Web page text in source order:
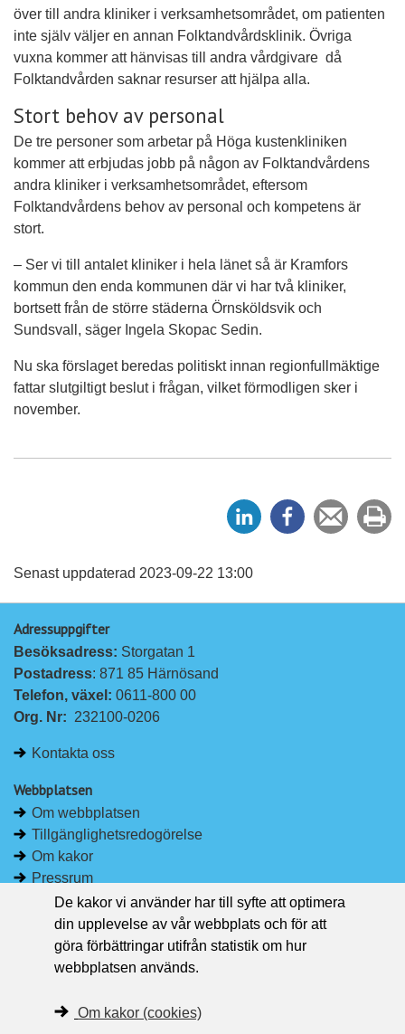
över till andra kliniker i verksamhetsområdet, om patienten
inte själv väljer en annan Folktandvårdsklinik. Övriga
vuxna kommer att hänvisas till andra vårdgivare då
Folktandvården saknar resurser att hjälpa alla.
Stort behov av personal
De tre personer som arbetar på Höga kustenkliniken
kommer att erbjudas jobb på någon av Folktandvårdens
andra kliniker i verksamhetsområdet, eftersom
Folktandvårdens behov av personal och kompetens är
stort.
– Ser vi till antalet kliniker i hela länet så är Kramfors
kommun den enda kommunen där vi har två kliniker,
bortsett från de större städerna Örnsköldsvik och
Sundsvall, säger Ingela Skopac Sedin.
Nu ska förslaget beredas politiskt innan regionfullmäktige
fattar slutgiltigt beslut i frågan, vilket förmodligen sker i
november.
e
e
Tipsa
en
ut
Senast uppdaterad 2023-09-22 13:00
Adressuppgifter
Besöksadress: Storgatan 1
Postadress: 871 85 Härnösand
Telefon, växel: 0611-800 00
Org. Nr: 232100-0206
Kontakta oss
Webbplatsen
Om webbplatsen
Tillgänglighetsredogörelse
Om kakor
Pressrum
Håll dig uppdaterad
Följ Region Västernorrland på Facebook
Region Västernorrland i sociala medier
De kakor vi använder har till syfte att optimera
din upplevelse av vår webbplats och för att
göra förbättringar utifrån statistik om hur
webbplatsen används.
Om kakor (cookies)